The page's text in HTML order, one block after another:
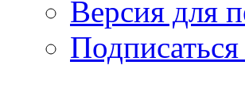
Версия для